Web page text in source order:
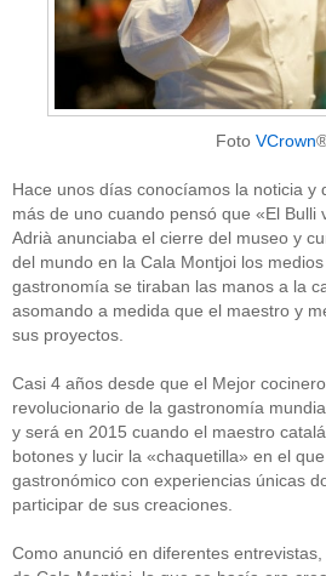
Foto VCrown
Hace unos días conocíamos la noticia y
más de uno cuando pensó que «El Bulli
Adrià anunciaba el cierre del museo y
del mundo en la Cala Montjoi los
gastronomía se tiraban las manos a la
asomando a medida que el maestro y
sus proyectos.
Casi 4 años desde que el Mejor
revolucionario de la gastronomía
y será en 2015 cuando el maestro
botones y lucir la «chaquetilla» en el
gastronómico con experiencias únicas
participar de sus creaciones.
Como anunció en diferentes